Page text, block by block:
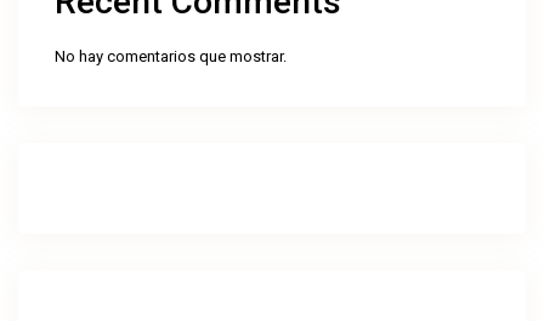
No hay comentarios que mostrar.